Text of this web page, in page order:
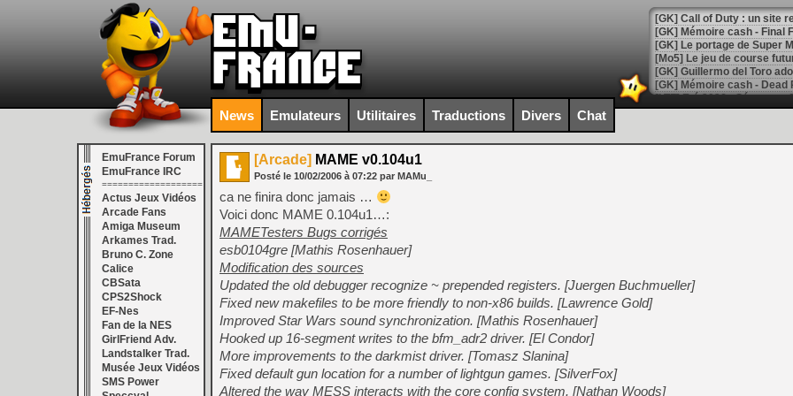
[GK] Le portage de Super
[Mo5] Le jeu de course
[GK] Guillermo del Toro
[LTF] Eté 2026 - Séquence
[GK] Mistfall Hunter :
[GK] Wo Long 2 évolue
[GK] Crossfire : un TPS à
[LS] [PS5] Premiers
[Mo5] DOOM arrive en
[GK] Bethesda fête les 30
[GK] Roblox : l'action en
[GK] Agenda - GeForce
[LS] [PS5] ps5-y2jb-
News Emulateurs Utilitaires Traductions Divers Chat
EmuFrance Forum
EmuFrance IRC
===================
Actus Jeux Vidéos
Arcade Fans
Amiga Museum
Arkames Trad.
Bruno C. Zone
Calice
CBSata
CPS2Shock
EF-Nes
Fan de la NES
GirlFriend Adv.
Landstalker Trad.
Musée Jeux Vidéos
SMS Power
[Arcade] MAME v0.104u1
Posté le 10/02/2006 à 07:22 par MAMu_
ca ne finira donc jamais …
Voici donc MAME 0.104u1…:
MAMETesters Bugs corrigés
esb0104gre [Mathis Rosenhauer]
Modification des sources
Updated the old debugger recognize ~ prepended registers. [Juergen Buchmueller]
Fixed new makefiles to be more friendly to non-x86 builds. [Lawrence Gold]
Improved Star Wars sound synchronization. [Mathis Rosenhauer]
Hooked up 16-segment writes to the bfm_adr2 driver. [El Condor]
More improvements to the darkmist driver. [Tomasz Slanina]
Fixed default gun location for a number of lightgun games. [SilverFox]
Altered the way MESS interacts with the core config system. [Nathan Woods]